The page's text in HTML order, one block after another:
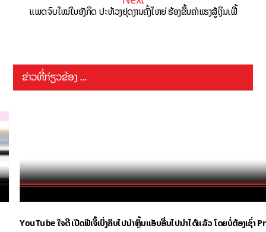
ແພດຈົບໃໝ່ໃນອັງກິດ ປະທ້ວງຢຸດງານຄັ້ງໃຫຍ່ ຮ້ອງຂຶ້ນຄ່າແຮງສູ້ເງິນເຟີ້
ຂ່າວທີ່ກ່ຽວຂ້ອງ ...
YouTube ໃຈດີ ເປີດຟີເຈີ້ເບິ່ງຄິບໄປນຳຫຼິ້ນແອັບອື່ນໄປນຳໄດ້ແລ້ວ ໂດຍບໍ່ຕ້ອງເຊົ່າ